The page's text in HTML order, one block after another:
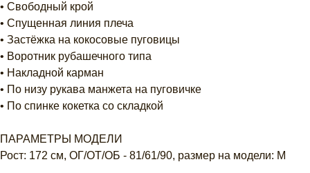
• Свободный крой
• Спущенная линия плеча
• Застёжка на кокосовые пуговицы
• Воротник рубашечного типа
• Накладной карман
• По низу рукава манжета на пуговичке
• По спинке кокетка со складкой
ПАРАМЕТРЫ МОДЕЛИ
Рост: 172 см, ОГ/ОТ/ОБ - 81/61/90, размер на модели: M